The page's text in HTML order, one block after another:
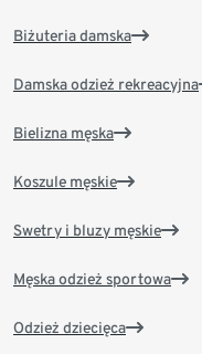
Biżuteria damska
Damska odzież rekreacyjna
Bielizna męska
Koszule męskie
Swetry i bluzy męskie
Męska odzież sportowa
Odzież dziecięca